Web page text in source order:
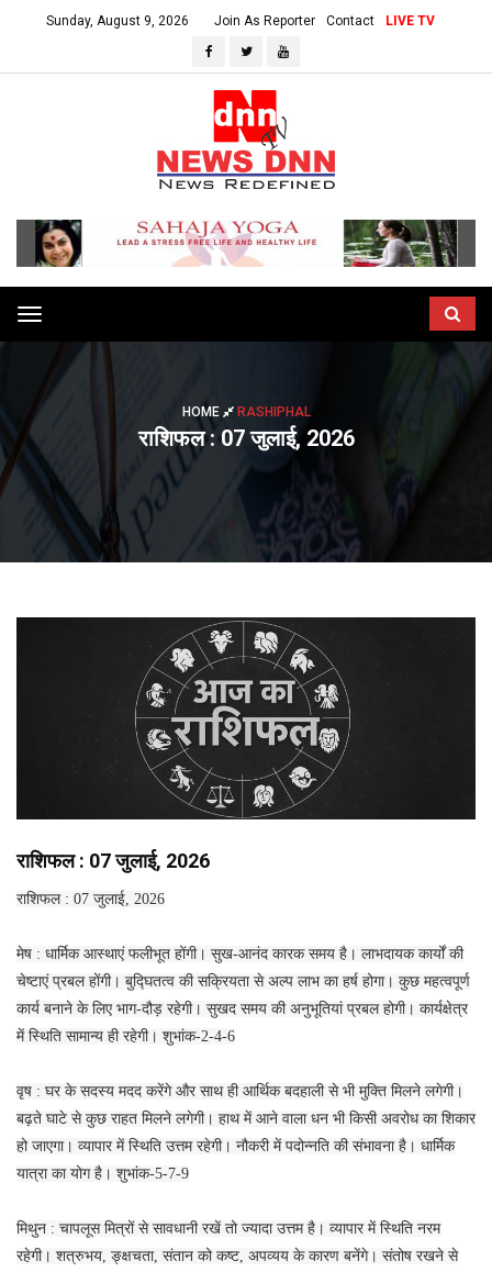
Sunday, August 9, 2026 Join As Reporter Contact LIVE TV
Toggle
navigation
HOME RASHIPHAL
राशिफल : 07 जुलाई, 2026
राशिफल : 07 जुलाई, 2026
राशिफल : 07 जुलाई, 2026
मेष : धार्मिक आस्थाएं फलीभूत होंगी। सुख-आनंद कारक समय है। लाभदायक कार्यों की
चेष्टाएं प्रबल होंगी। बुद्घितत्व की सक्रियता से अल्प लाभ का हर्ष होगा। कुछ महत्वपूर्ण
कार्य बनाने के लिए भाग-दौड़ रहेगी। सुखद समय की अनुभूतियां प्रबल होगी। कार्यक्षेत्र
में स्थिति सामान्य ही रहेगी। शुभांक-2-4-6
वृष : घर के सदस्य मदद करेंगे और साथ ही आर्थिक बदहाली से भी मुक्ति मिलने लगेगी।
बढ़ते घाटे से कुछ राहत मिलने लगेगी। हाथ में आने वाला धन भी किसी अवरोध का शिकार
हो जाएगा। व्यापार में स्थिति उत्तम रहेगी। नौकरी में पदोन्नति की संभावना है। धार्मिक
यात्रा का योग है। शुभांक-5-7-9
मिथुन : चापलूस मित्रों से सावधानी रखें तो ज्यादा उत्तम है। व्यापार में स्थिति नरम
रहेगी। शत्रुभय, ङ्क्षचता, संतान को कष्ट, अपव्यय के कारण बनेंगे। संतोष रखने से